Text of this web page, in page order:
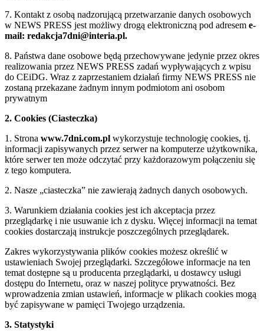
7. Kontakt z osobą nadzorującą przetwarzanie danych osobowych
w NEWS PRESS jest możliwy drogą elektroniczną pod adresem e-
mail: redakcja7dni@interia.pl.
8. Państwa dane osobowe będą przechowywane jedynie przez okres
realizowania przez NEWS PRESS zadań wypływających z wpisu
do CEiDG. Wraz z zaprzestaniem działań firmy NEWS PRESS nie
zostaną przekazane żadnym innym podmiotom ani osobom
prywatnym
2. Cookies (Ciasteczka)
1. Strona www.7dni.com.pl wykorzystuje technologię cookies, tj.
informacji zapisywanych przez serwer na komputerze użytkownika,
które serwer ten może odczytać przy każdorazowym połączeniu się
z tego komputera.
2. Nasze „ciasteczka” nie zawierają żadnych danych osobowych.
3. Warunkiem działania cookies jest ich akceptacja przez
przeglądarkę i nie usuwanie ich z dysku. Więcej informacji na temat
cookies dostarczają instrukcje poszczególnych przeglądarek.
Zakres wykorzystywania plików cookies możesz określić w
ustawieniach Swojej przeglądarki. Szczegółowe informacje na ten
temat dostępne są u producenta przeglądarki, u dostawcy usługi
dostępu do Internetu, oraz w naszej polityce prywatności. Bez
wprowadzenia zmian ustawień, informacje w plikach cookies mogą
być zapisywane w pamięci Twojego urządzenia.
3. Statystyki